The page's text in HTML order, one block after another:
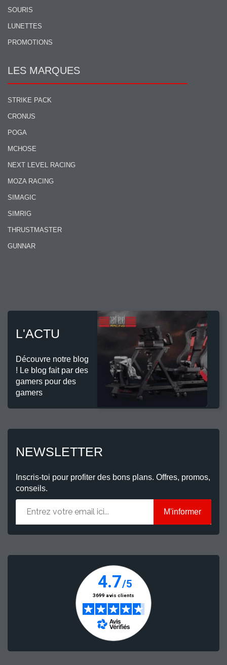
SOURIS
LUNETTES
PROMOTIONS
LES MARQUES
STRIKE PACK
CRONUS
POGA
MCHOSE
NEXT LEVEL RACING
MOZA RACING
SIMAGIC
SIMRIG
THRUSTMASTER
GUNNAR
L'ACTU
Découvre notre blog
! Le blog fait par des
gamers pour des
gamers
NEWSLETTER
Inscris-toi pour profiter des bons plans. Offres, promos,
conseils.
M'informer